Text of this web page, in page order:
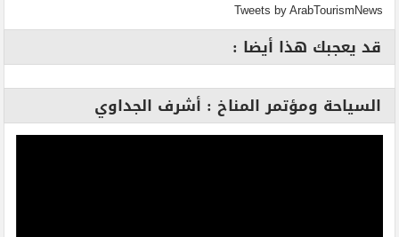
Tweets by ArabTourismNews
قد يعجبك هذا أيضا :
السياحة ومؤتمر المناخ : أشرف الجداوي